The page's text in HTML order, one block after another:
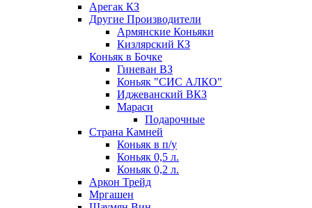
Арегак КЗ
Другие Производители
Армянские Коньяки
Кизлярский КЗ
Коньяк в Бочке
Гиневан ВЗ
Коньяк "СИС АЛКО"
Иджеванский ВКЗ
Мараси
Подарочные
Страна Камней
Коньяк в п/у
Коньяк 0,5 л.
Коньяк 0,2 л.
Аркон Трейд
Мргашен